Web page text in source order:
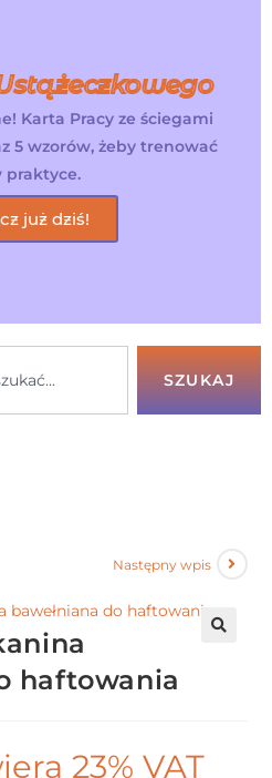
Karta Pracy ze ściegami
5 wzorów, żeby trenować
praktyce.
już dziś!
SZUKAJ
Następny wpis
haftowania
23% VAT